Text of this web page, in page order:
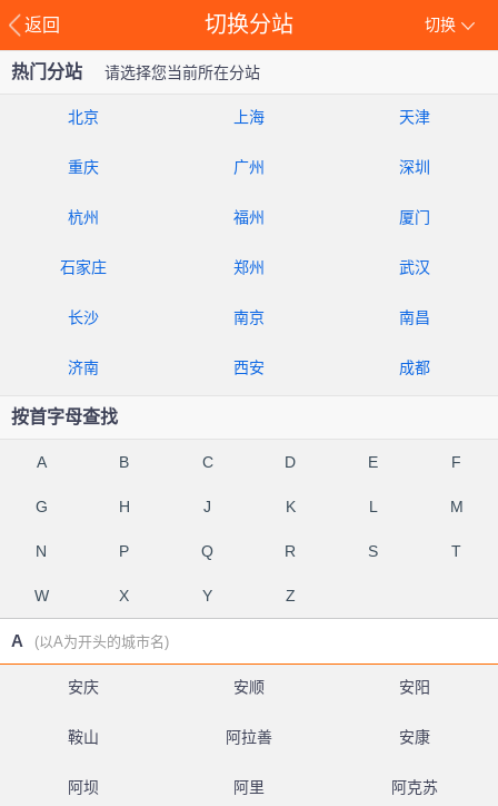
返回 切换
切换分站
热门分站 请选择您当前所在分站
北京 上海 天津
重庆 广州 深圳
杭州 福州 厦门
石家庄 郑州 武汉
长沙 南京 南昌
济南 西安 成都
按首字母查找
A B C D E F
G H J K L M
N P Q R S T
W X Y Z
A (以A为开头的城市名)
安庆 安顺 安阳
鞍山 阿拉善 安康
阿坝 阿里 阿克苏